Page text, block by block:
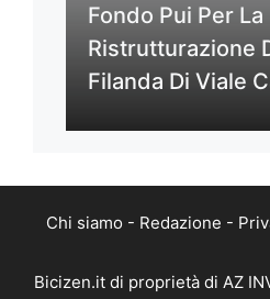
Fondo Pui Per La
Ristrutturazione
Filanda Di Viale
Chi siamo - Redazione -
Bicizen.it di proprietà di AZ